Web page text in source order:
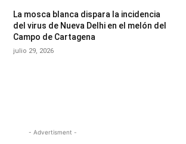
La mosca blanca dispara la incidencia
del virus de Nueva Delhi en el melón del
Campo de Cartagena
julio 29, 2026
- Advertisment -